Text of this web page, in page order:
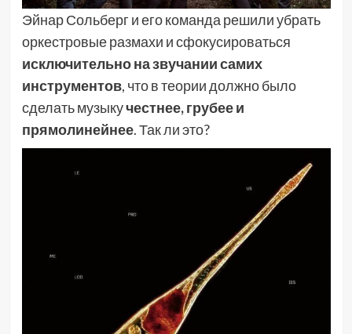
Эйнар Сольберг и его команда решили убрать
оркестровые размахи и сфокусироваться
исключительно на звучании самих
инструментов, что в теории должно было
сделать музыкучестнее, грубее и
прямолинейнее. Так ли это?